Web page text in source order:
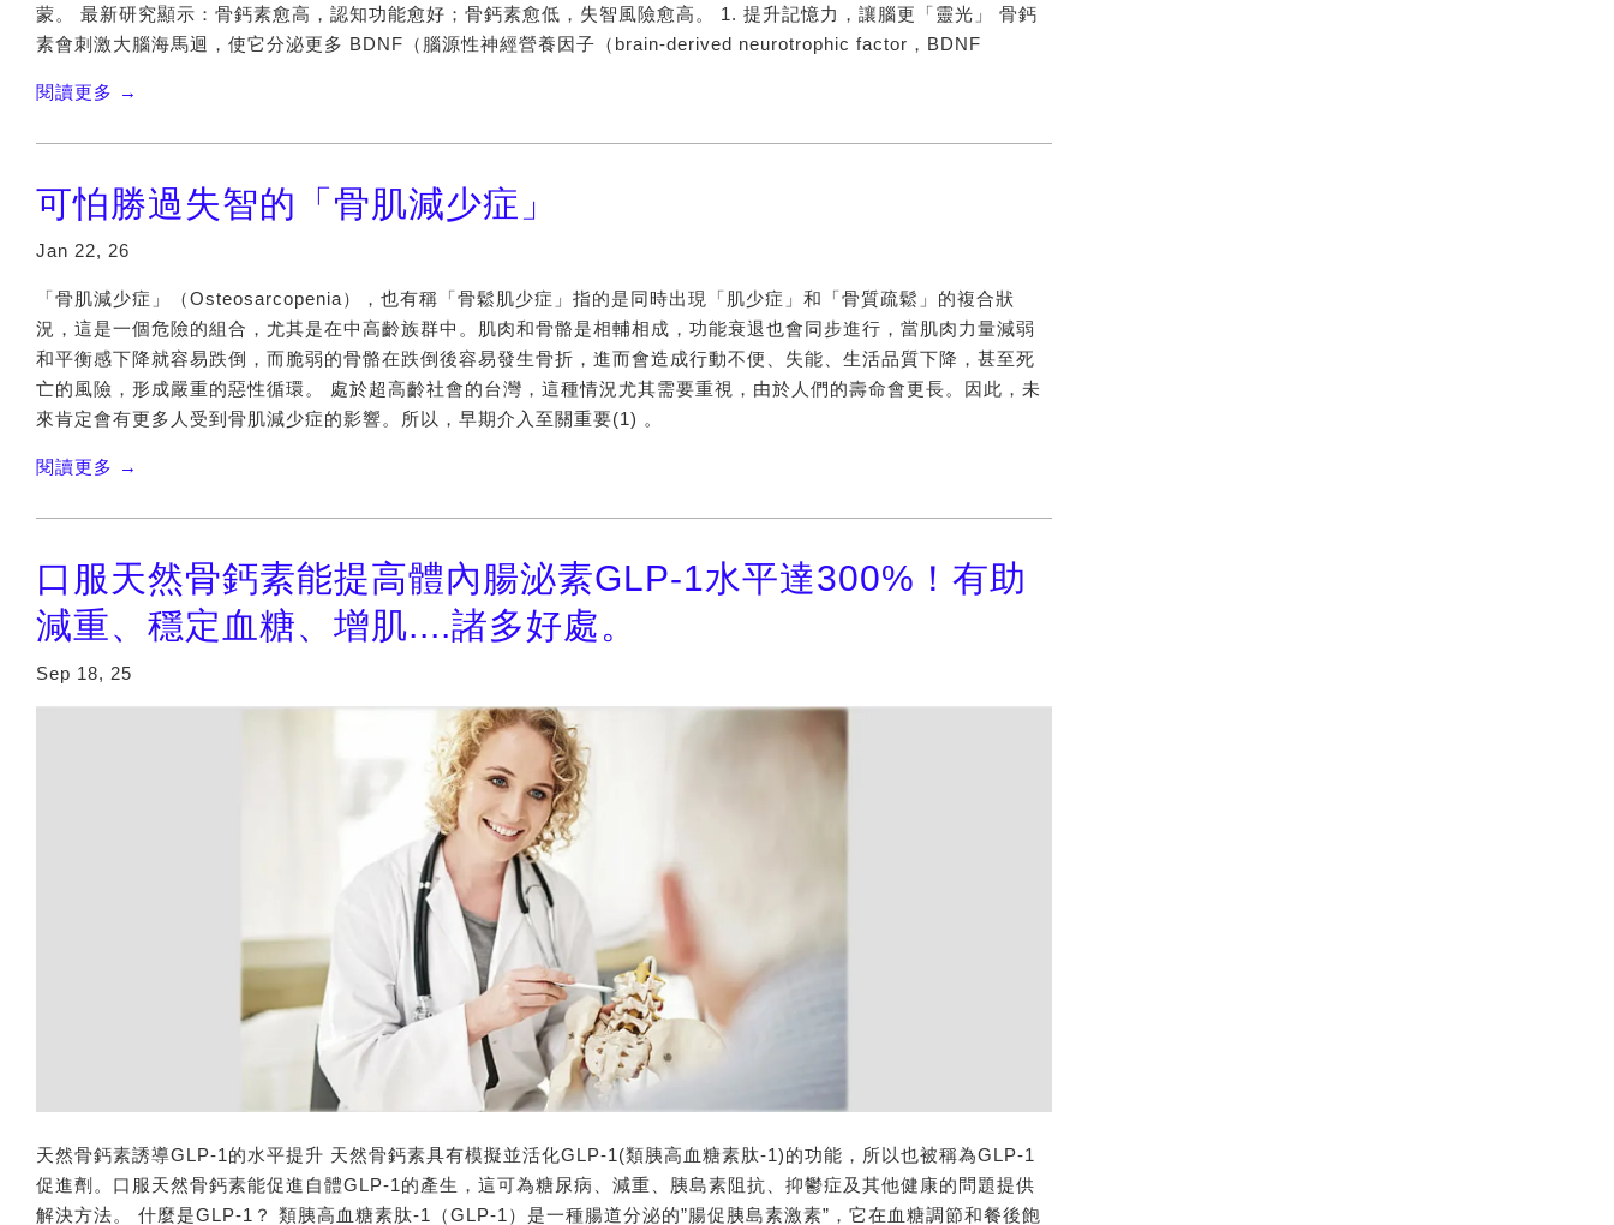
蒙。 最新研究顯示：骨鈣素愈高，認知功能愈好；骨鈣素愈低，失智風險愈高。 1. 提升記憶力，讓腦更「靈光」 骨鈣
素會刺激大腦海馬迴，使它分泌更多 BDNF（腦源性神經營養因子（brain-derived neurotrophic factor，BDNF
閱讀更多 →
可怕勝過失智的「骨肌減少症」
Jan 22, 26
「骨肌減少症」（Osteosarcopenia），也有稱「骨鬆肌少症」指的是同時出現「肌少症」和「骨質疏鬆」的複合狀
況，這是一個危險的組合，尤其是在中高齡族群中。肌肉和骨骼是相輔相成，功能衰退也會同步進行，當肌肉力量減弱
和平衡感下降就容易跌倒，而脆弱的骨骼在跌倒後容易發生骨折，進而會造成行動不便、失能、生活品質下降，甚至死
亡的風險，形成嚴重的惡性循環。 處於超高齡社會的台灣，這種情況尤其需要重視，由於人們的壽命會更長。因此，未
來肯定會有更多人受到骨肌減少症的影響。所以，早期介入至關重要(1) 。
閱讀更多 →
口服天然骨鈣素能提高體內腸泌素GLP-1水平達300%！有助
減重、穩定血糖、增肌....諸多好處。
Sep 18, 25
天然骨鈣素誘導GLP-1的水平提升 天然骨鈣素具有模擬並活化GLP-1(類胰高血糖素肽-1)的功能，所以也被稱為GLP-1
促進劑。口服天然骨鈣素能促進自體GLP-1的產生，這可為糖尿病、減重、胰島素阻抗、抑鬱症及其他健康的問題提供
解決方法。 什麼是GLP-1？ 類胰高血糖素肽-1（GLP-1）是一種腸道分泌的”腸促胰島素激素”，它在血糖調節和餐後飽